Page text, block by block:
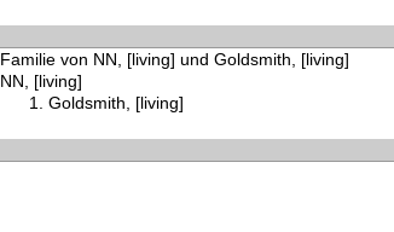
Familie von NN, [living] und Goldsmith, [living]
NN, [living]
Goldsmith, [living]